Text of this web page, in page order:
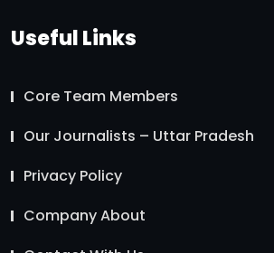
Useful Links
Core Team Members
Our Journalists – Uttar Pradesh
Privacy Policy
Company About